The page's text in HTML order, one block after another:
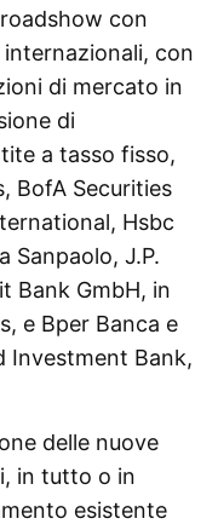
con
con
di mercato in
di
a tasso fisso,
BofA Securities
Hsbc
Sanpaolo, J.P.
Bank GmbH, in
e Bper Banca e
Investment Bank,
delle nuove
in tutto o in
esistente